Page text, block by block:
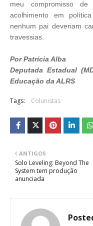
meu compromisso
acolhimento em
nenhum pai deveriam
travessias.
Por Patrícia Alba
Deputada Estadual
Educação da ALRS
Tags: Colunistas
ANTIGOS
Solo Leveling: Beyond The
System tem produção
anunciada